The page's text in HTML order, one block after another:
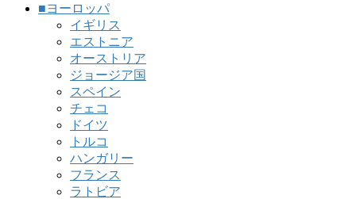
■ヨーロッパ
イギリス
エストニア
オーストリア
ジョージア国
スペイン
チェコ
ドイツ
トルコ
ハンガリー
フランス
ラトビア